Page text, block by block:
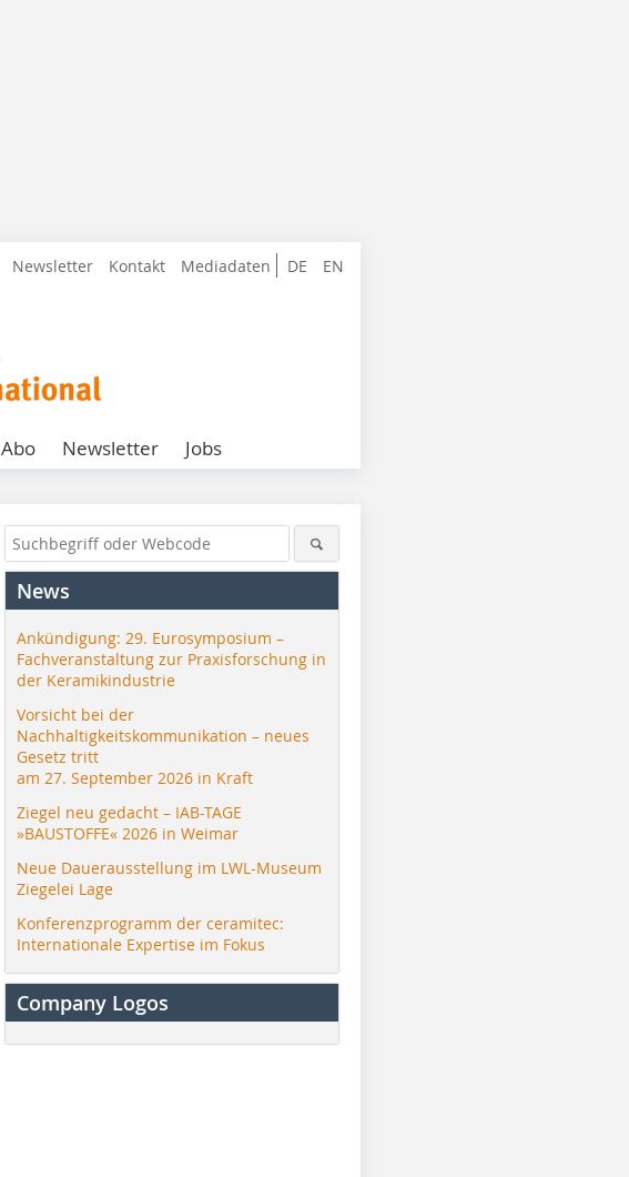
DE EN
Newsletter Kontakt Mediadaten
Abo Newsletter Jobs
News
Ankündigung: 29. Eurosymposium –
Fachveranstaltung zur Praxisforschung in
der Keramikindustrie
Vorsicht bei der
Nachhaltigkeitskommunikation – neues
Gesetz tritt
am 27. September 2026 in Kraft
Ziegel neu gedacht – IAB-TAGE
»BAUSTOFFE« 2026 in Weimar
Neue Dauerausstellung im LWL-Museum
Ziegelei Lage
Konferenzprogramm der ceramitec:
Internationale Expertise im Fokus
Company Logos